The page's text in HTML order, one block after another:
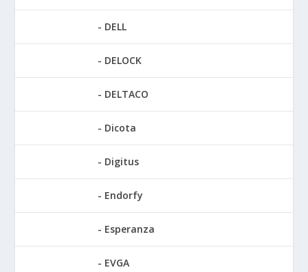
DELL
DELOCK
DELTACO
Dicota
Digitus
Endorfy
Esperanza
EVGA